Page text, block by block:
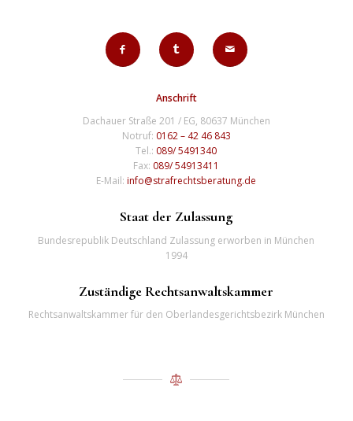
Anschrift
Dachauer Straße 201 / EG, 80637 München
Notruf: 0162 – 42 46 843
Tel.: 089/ 5491340
Fax: 089/ 54913411
E-Mail:info@strafrechtsberatung.de
Staat der Zulassung
Bundesrepublik Deutschland Zulassung erworben in München
1994
Zuständige Rechtsanwaltskammer
Rechtsanwaltskammer für den Oberlandesgerichtsbezirk München